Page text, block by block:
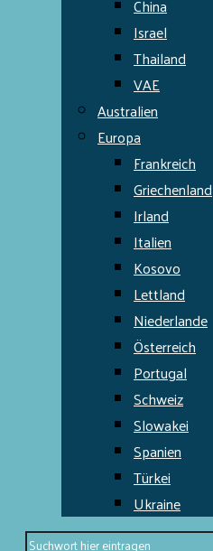
China
Israel
Thailand
VAE
Australien
Europa
Frankreich
Griechenland
Irland
Italien
Kosovo
Lettland
Niederlande
Österreich
Portugal
Schweiz
Slowakei
Spanien
Türkei
Ukraine